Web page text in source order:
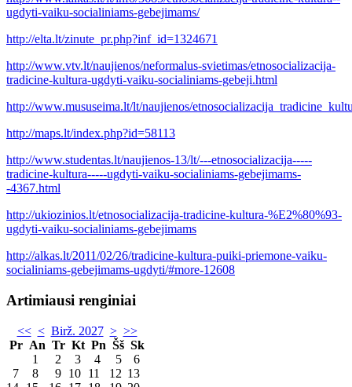
ugdyti-vaiku-socialiniams-gebejimams/
http://elta.lt/zinute_pr.php?inf_id=1324671
http://www.vtv.lt/naujienos/neformalus-svietimas/etnosocializacija-
tradicine-kultura-ugdyti-vaiku-socialiniams-gebeji.html
http://www.mususeima.lt/lt/naujienos/
http://maps.lt/index.php?id=58113
http://www.studentas.lt/naujienos-13/lt/---etnosocializacija-----
tradicine-kultura-----ugdyti-vaiku-socialiniams-gebejimams-
-4367.html
http://ukiozinios.lt/etnosocializacija-tradicine-kultura-%E2%80%93-
ugdyti-vaiku-socialiniams-gebejimams
http://alkas.lt/2011/02/26/tradicine-kultura-puiki-priemone-vaiku-
socialiniams-gebejimams-ugdyti/#more-12608
Artimiausi renginiai
<< < Birž. 2027 > >>
Pr An Tr Kt Pn Šš Sk
1
2 3 4 5
6
7
8 9 10 11 12 13